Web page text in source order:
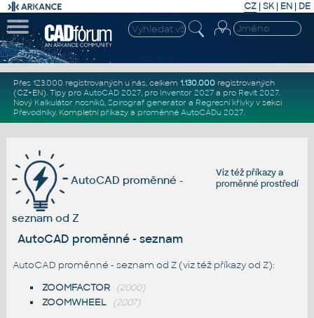
CZ | SK| EN | DE
Přes 123.000 registrovaných u nás, celkem 1.130.000registrovaných
(CZ+EN). Tipy pro AutoCAD 2027, pro Inventor 2027a pro Revit 2027.
Nový Kalkulátor nosníků, Spirograf generátor a Regresní křivkyv sekci
Převodníky. Kompletní příkazya proměnné AutoCADu 2027.
Viz téžpříkazya
proměnné prostředí
AutoCAD proměnné -
seznam od Z
AutoCAD proměnné - seznam
AutoCAD proměnné - seznam od Z (viz též příkazy od Z):
ZOOMFACTOR
(2000)
ZOOMWHEEL (2007)